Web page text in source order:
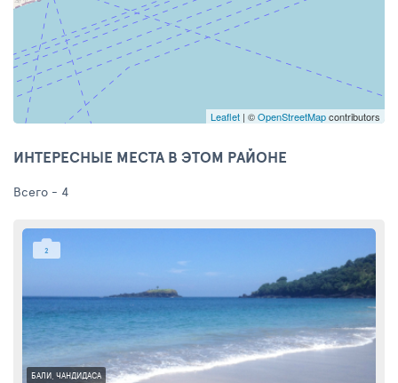
Leaflet | ©OpenStreetMapcontributors
ИНТЕРЕСНЫЕ МЕСТА В ЭТОМ РАЙОНЕ
Всего - 4
2
БАЛИ, ЧАНДИДАСА